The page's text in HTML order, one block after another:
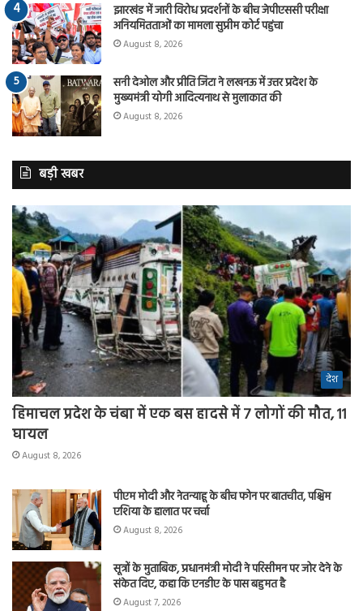
झारखंड में जारी विरोध प्रदर्शनों के बीच जेपीएससी परीक्षा
अनियमितताओं का मामला सुप्रीम कोर्ट पहुंचा
August 8, 2026
सनी देओल और प्रीति जिंटा ने लखनऊ में उत्तर प्रदेश के
मुख्यमंत्री योगी आदित्यनाथ से मुलाकात की
August 8, 2026
बड़ी खबर
देश
हिमाचल प्रदेश के चंबा में एक बस हादसे में 7 लोगों की मौत, 11
घायल
August 8, 2026
पीएम मोदी और नेतन्याहू के बीच फोन पर बातचीत, पश्चिम
एशिया के हालात पर चर्चा
August 8, 2026
सूत्रों के मुताबिक, प्रधानमंत्री मोदी ने परिसीमन पर जोर देने के
संकेत दिए, कहा कि एनडीए के पास बहुमत है
August 7, 2026